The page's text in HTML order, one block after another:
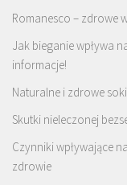
Romanesco – zdrowe
Jak bieganie wpływa
informacje!
Naturalne i zdrowe soki
Skutki nieleczonej
Czynniki wpływające
zdrowie